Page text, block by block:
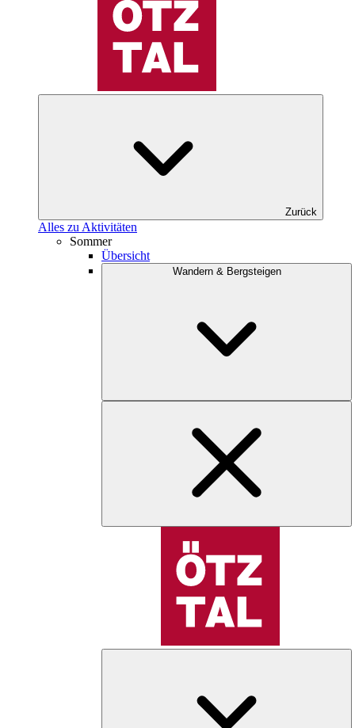
Zurück
Alles zu Aktivitäten
Sommer
Übersicht
Wandern & Bergsteigen